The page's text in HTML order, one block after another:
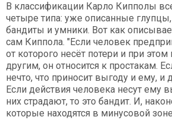
В классификации Карло Кипполы
четыре типа: уже описанные
бандиты и умники. Вот как
сам Киппола. "Если человек
от которого несёт потери и при
другим, он относится к простакам.
нечто, что приносит выгоду и ему, и
Если действия человека несут ему
них страдают, то это бандит. И,
которые находятся в минусовой